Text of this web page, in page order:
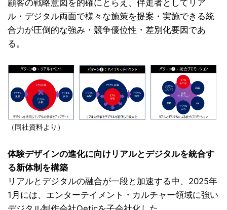
顧客の戦略意図を的確にとらえ、伴走者としてリア
ル・デジタル両面で様々な施策を提案・実施できる統
合力が圧倒的な強み・競争優位性・差別化要因であ
る。
（同社資料より）
体験デザインの進化に向けリアルとデジタルを統合す
る新体制を構築
リアルとデジタルの融合が一段と加速する中、2025年
1月には、エンターテイメント・カルチャー領域に強い